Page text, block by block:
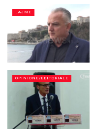
LAJME
OPINIONE/EDITORIALE